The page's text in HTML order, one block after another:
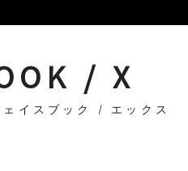
/ X
イスブック / エックス